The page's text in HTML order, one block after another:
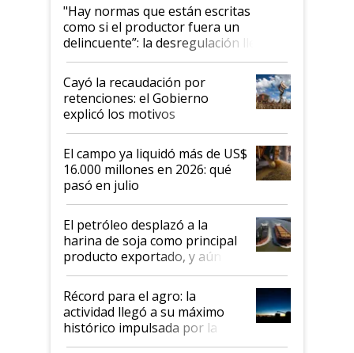
"Hay normas que están escritas
como si el productor fuera un
delincuente”: la desregulación llegó
al Congreso Aapresid y hasta se
habló del financiamiento al IPCVA
Cayó la recaudación por
retenciones: el Gobierno
explicó los motivos
El campo ya liquidó más de US$
16.000 millones en 2026: qué
pasó en julio
El petróleo desplazó a la
harina de soja como principal
producto exportado, y aún así
el agro aportó casi seis de cada
diez dólares y sostuvo el
liderazgo en un semestre
récord
Récord para el agro: la
actividad llegó a su máximo
histórico impulsada por la
cosecha y las exportaciones